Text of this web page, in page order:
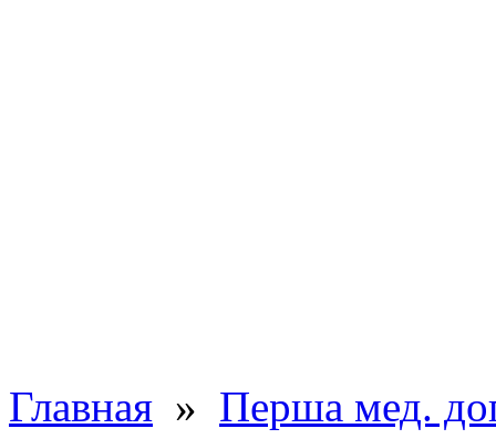
Главная » Перша мед.